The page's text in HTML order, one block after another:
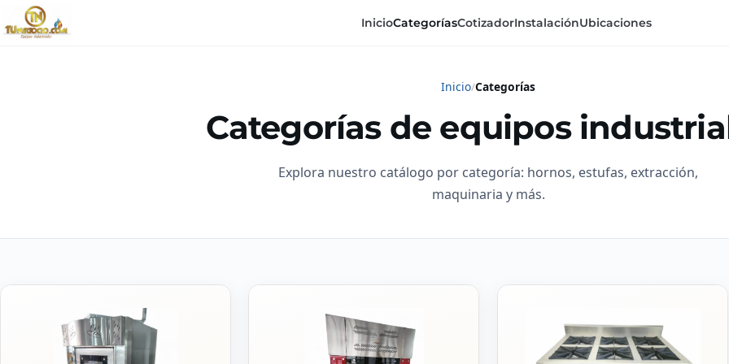
InicioCategoríasCotizadorInstalaciónUbicaciones
Inicio Categorías
Categorías de equipos
Explora nuestro catálogo por categoría: hornos, estufas, extracción,
maquinaria y más.